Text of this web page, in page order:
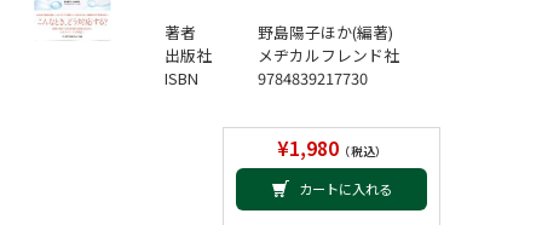
著者
野島陽子ほか(編著)
出版社
メヂカルフレンド社
ISBN
9784839217730
¥1,980（税込）
カートに入れる